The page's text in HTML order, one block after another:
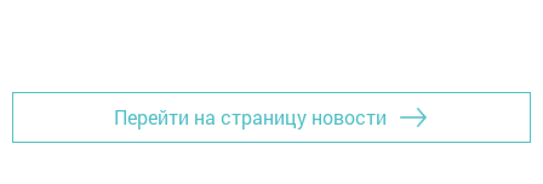
Перейти на страницу новости